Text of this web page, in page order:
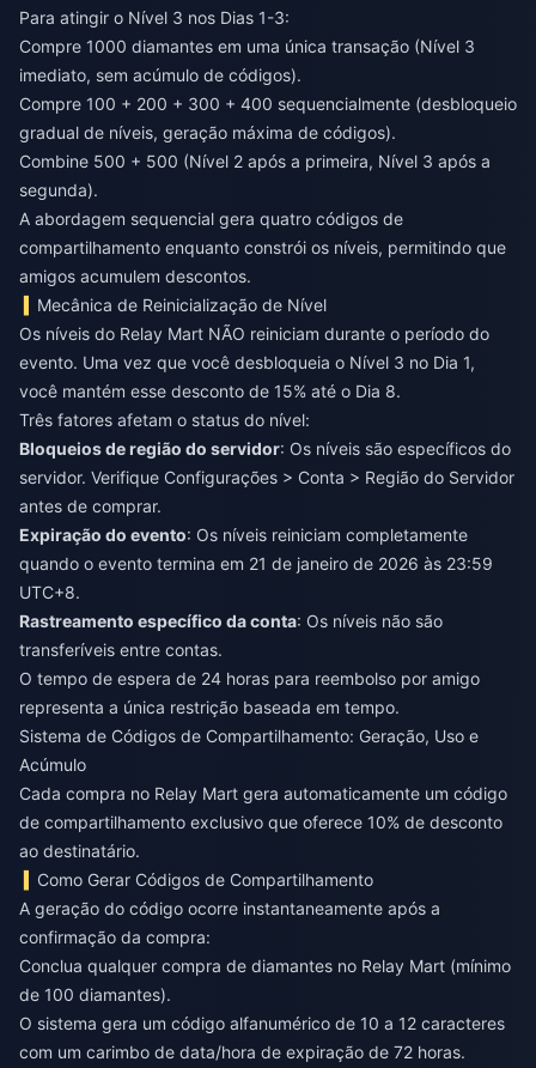
Para atingir o Nível 3 nos Dias 1-3:
Compre 1000 diamantes em uma única transação (Nível 3
imediato, sem acúmulo de códigos).
Compre 100 + 200 + 300 + 400 sequencialmente (desbloqueio
gradual de níveis, geração máxima de códigos).
Combine 500 + 500 (Nível 2 após a primeira, Nível 3 após a
segunda).
A abordagem sequencial gera quatro códigos de
compartilhamento enquanto constrói os níveis, permitindo que
amigos acumulem descontos.
Mecânica de Reinicialização de Nível
Os níveis do Relay Mart NÃO reiniciam durante o período do
evento. Uma vez que você desbloqueia o Nível 3 no Dia 1,
você mantém esse desconto de 15% até o Dia 8.
Três fatores afetam o status do nível:
Bloqueios de região do servidor: Os níveis são específicos do
servidor. Verifique Configurações > Conta > Região do Servidor
antes de comprar.
Expiração do evento: Os níveis reiniciam completamente
quando o evento termina em 21 de janeiro de 2026 às 23:59
UTC+8.
Rastreamento específico da conta: Os níveis não são
transferíveis entre contas.
O tempo de espera de 24 horas para reembolso por amigo
representa a única restrição baseada em tempo.
Sistema de Códigos de Compartilhamento: Geração, Uso e
Acúmulo
Cada compra no Relay Mart gera automaticamente um código
de compartilhamento exclusivo que oferece 10% de desconto
ao destinatário.
Como Gerar Códigos de Compartilhamento
A geração do código ocorre instantaneamente após a
confirmação da compra:
Conclua qualquer compra de diamantes no Relay Mart (mínimo
de 100 diamantes).
O sistema gera um código alfanumérico de 10 a 12 caracteres
com um carimbo de data/hora de expiração de 72 horas.